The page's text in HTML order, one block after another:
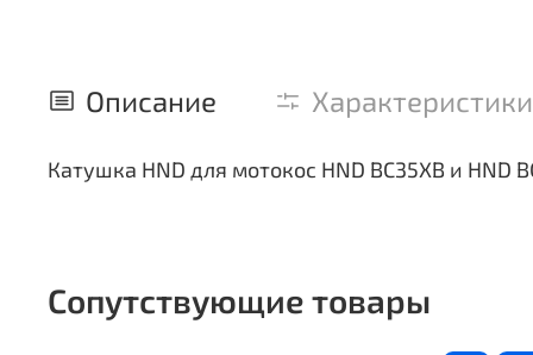
Описание Характеристики
Катушка HND для мотокос HND BC35XB и HND
Сопутствующие товары